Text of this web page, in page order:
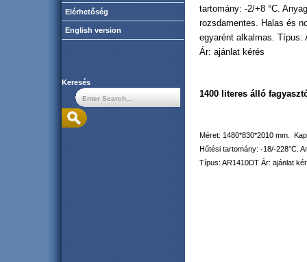
Elérhetőség
English version
Keresés
tartomány: -2/+8 °C.
rozsdamentes. Halas és
egyarént alkalmas. Típus:
Ár: ajánlat kérés
1400 literes álló
Méret: 1480*830*2010 mm.
Hűtési tartomány: -18/-228°C.
Típus: AR1410DT Ár: ajánlat